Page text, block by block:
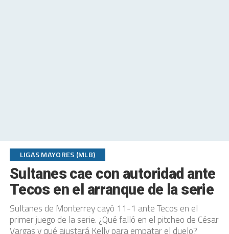
LIGAS MAYORES (MLB)
Sultanes cae con autoridad ante
Tecos en el arranque de la serie
Sultanes de Monterrey cayó 11-1 ante Tecos en el
primer juego de la serie. ¿Qué falló en el pitcheo de César
Vargas y qué ajustará Kelly para empatar el duelo?